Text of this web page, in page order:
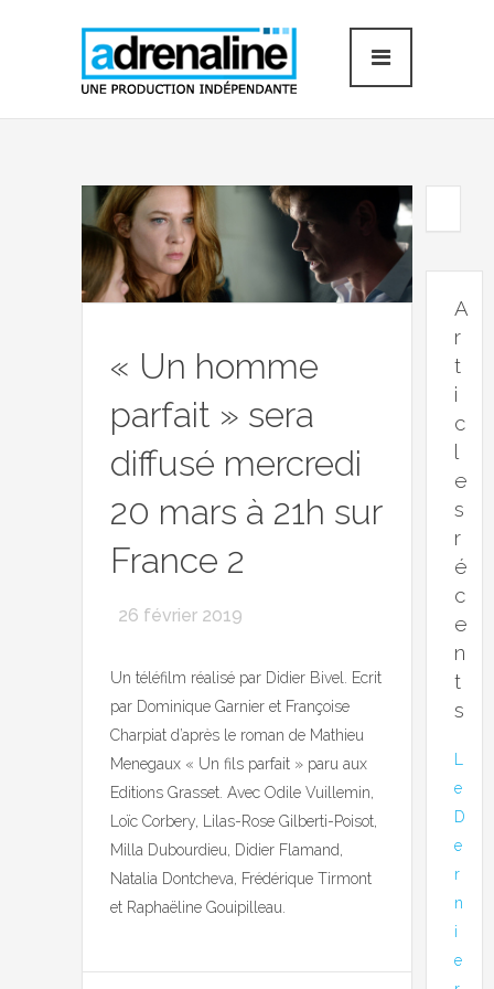
« Un homme
parfait » sera
diffusé mercredi
20 mars à 21h sur
France 2
26 février 2019
Un téléfilm réalisé par Didier Bivel. Ecrit
par Dominique Garnier et Françoise
Charpiat d’après le roman de Mathieu
Menegaux « Un fils parfait » paru aux
Editions Grasset. Avec Odile Vuillemin,
Loïc Corbery, Lilas-Rose Gilberti-Poisot,
Milla Dubourdieu, Didier Flamand,
Natalia Dontcheva, Frédérique Tirmont
et Raphaëline Gouipilleau.
A
r
t
i
c
l
e
s
r
é
c
e
n
t
s
e
D
e
r
n
i
e